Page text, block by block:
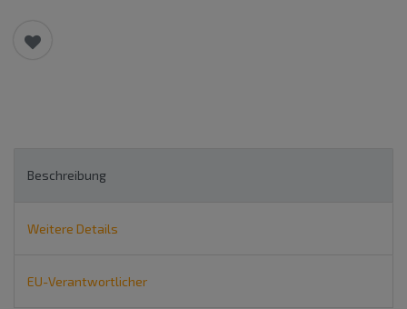
Beschreibung
Weitere Details
EU-Verantwortlicher